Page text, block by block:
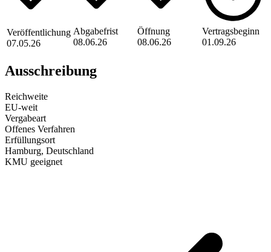
Veröffentlichung
07.05.26
Abgabefrist
08.06.26
Öffnung
08.06.26
Vertragsbeginn
01.09.26
Ausschreibung
Reichweite
EU-weit
Vergabeart
Offenes Verfahren
Erfüllungsort
Hamburg, Deutschland
KMU geeignet